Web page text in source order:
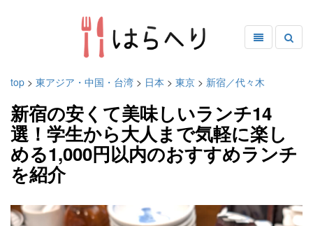
top > 東アジア・中国・台湾 > 日本 > 東京 > 新宿／代々木
新宿の安くて美味しいランチ14
選！学生から大人まで気軽に楽し
める1,000円以内のおすすめランチ
を紹介